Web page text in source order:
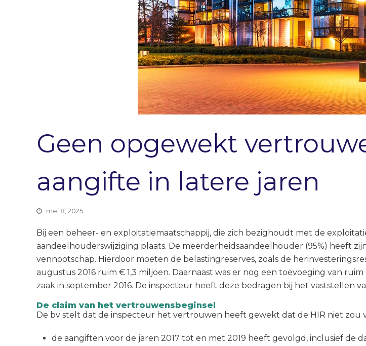
Geen opgewekt
aangifte in latere jaren
mei 8, 2025
Bij een beheer- en exploitatiemaatschappij, die zich bezighoudt met de
aandeelhouderswijziging plaats. De meerderheidsaandeelhouder (95%) heeft
vennootschap. Hierdoor moeten de belastingreserves, zoals de
augustus 2016 ruim € 1,3 miljoen. Daarnaast was er nog een toevoeging van
zaak in september 2016. De inspecteur heeft deze bedragen bij het vaststellen
De claim van het vertrouwensbeginsel
De bv stelt dat de inspecteur het vertrouwen heeft gewekt dat de HIR niet zou
de aangiften voor de jaren 2017 tot en met 2019 heeft gevolgd, inclusief de